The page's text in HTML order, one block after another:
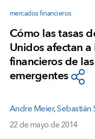
mercados financieros
Cómo las tasas
Unidos afectan
financieros de
emergentes
Andre Meier,Sebastián
22 de mayo de 2014